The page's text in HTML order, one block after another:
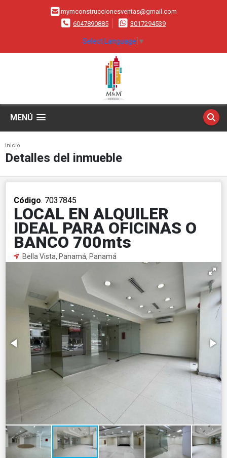
mymconstruccionesventas@gmail.com
6047890885
3017294539
Select Language ▼
MENÚ
Inicio
Detalles del inmueble
Código. 7037845
LOCAL EN ALQUILER
IDEAL PARA OFICINAS O
BANCO 700mts
Bella Vista, Panamá, Panamá